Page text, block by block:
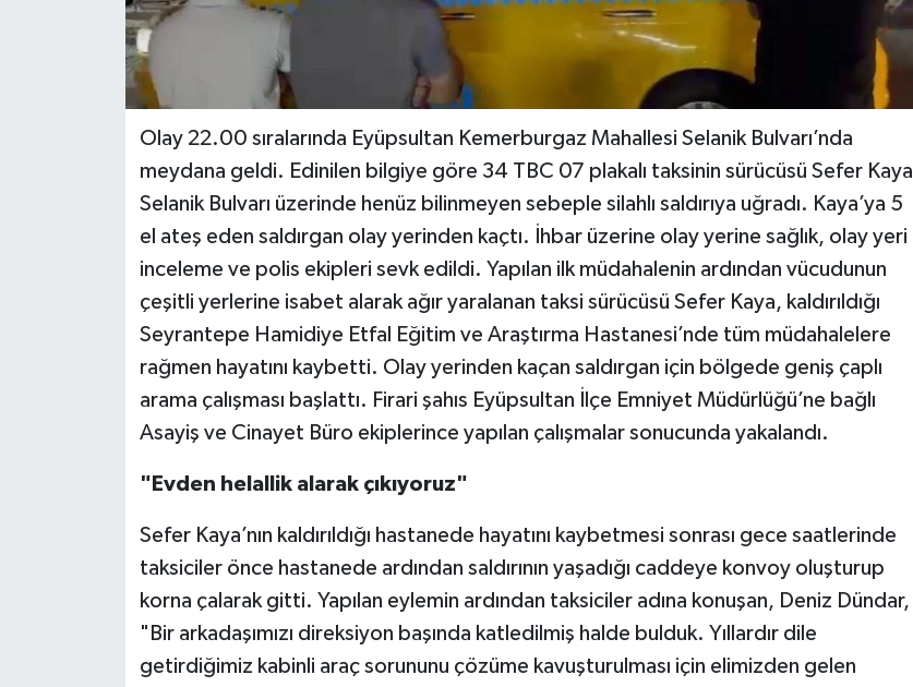
Olay 22.00 sıralarında Eyüpsultan Kemerburgaz Mahallesi Selanik Bulvarı’nda
meydana geldi. Edinilen bilgiye göre 34 TBC 07 plakalı taksinin sürücüsü Sefer Kaya
Selanik Bulvarı üzerinde henüz bilinmeyen sebeple silahlı saldırıya uğradı. Kaya’ya 5
el ateş eden saldırgan olay yerinden kaçtı. İhbar üzerine olay yerine sağlık, olay yeri
inceleme ve polis ekipleri sevk edildi. Yapılan ilk müdahalenin ardından vücudunun
çeşitli yerlerine isabet alarak ağır yaralanan taksi sürücüsü Sefer Kaya, kaldırıldığı
Seyrantepe Hamidiye Etfal Eğitim ve Araştırma Hastanesi’nde tüm müdahalelere
rağmen hayatını kaybetti. Olay yerinden kaçan saldırgan için bölgede geniş çaplı
arama çalışması başlattı. Firari şahıs Eyüpsultan İlçe Emniyet Müdürlüğü’ne bağlı
Asayiş ve Cinayet Büro ekiplerince yapılan çalışmalar sonucunda yakalandı.
"Evden helallik alarak çıkıyoruz"
Sefer Kaya’nın kaldırıldığı hastanede hayatını kaybetmesi sonrası gece saatlerinde
taksiciler önce hastanede ardından saldırının yaşadığı caddeye konvoy oluşturup
korna çalarak gitti. Yapılan eylemin ardından taksiciler adına konuşan, Deniz Dündar,
"Bir arkadaşımızı direksiyon başında katledilmiş halde bulduk. Yıllardır dile
getirdiğimiz kabinli araç sorununu çözüme kavuşturulması için elimizden gelen